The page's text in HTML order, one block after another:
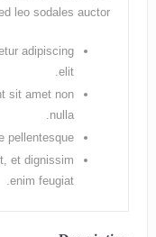
leo sodales auctor.
adipiscing
elit.
sit amet non
nulla.
pellentesque.
et dignissim
enim feugiat.